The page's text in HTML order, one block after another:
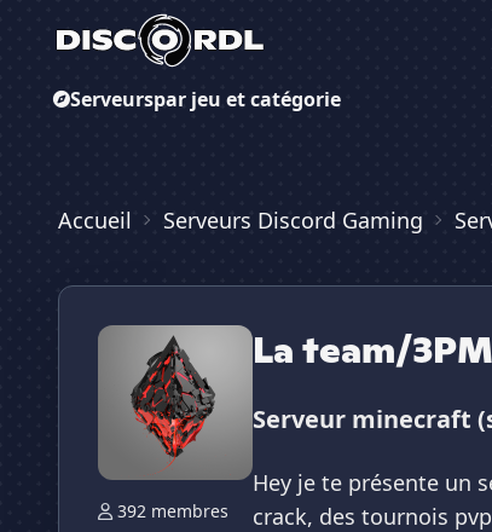
Serveurspar jeu et catégorie
Accueil Serveurs Discord Gaming
392 membres
La team/
Serveur minecraft
Hey je te présente un
crack, des tournois